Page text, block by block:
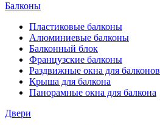
Балконы
Пластиковые балконы
Алюминиевые балконы
Балконный блок
Французские балконы
Раздвижные окна для балконов
Крыша для балкона
Панорамные окна для балкона
Двери